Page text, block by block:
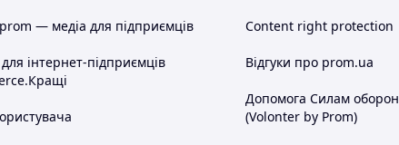
— медіа для підприємців
інтернет-підприємців
Content right protection
Відгуки про prom.ua
Допомога Силам
(Volonter by Prom)